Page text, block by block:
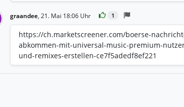
graandee, 21. Mai 18:06 Uhr 1
https://ch.marketscreener.com/boerse-
abkommen-mit-universal-music-premium-
und-remixes-erstellen-ce7f5adedf8ef221